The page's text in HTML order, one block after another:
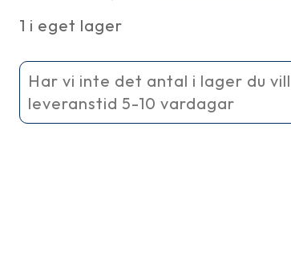
1 i eget lager
Har vi inte det antal i lager du
leveranstid 5-10 vardagar